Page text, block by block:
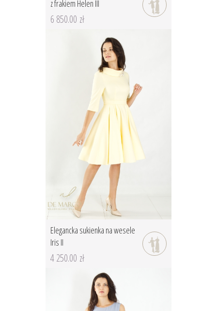
z frakiem Helen III
6 850.00 zł
Elegancka sukienka na wesele
Iris II
4 250.00 zł